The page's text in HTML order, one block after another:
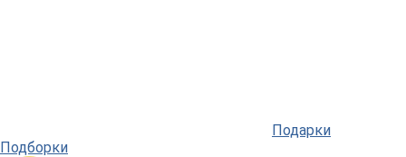
Подарки
Подборки